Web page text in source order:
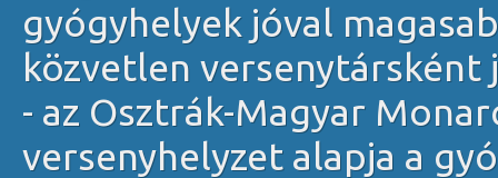
gyógyhelyek jóval
közvetlen versenytársként
- az Osztrák-Magyar
versenyhelyzet alapja a